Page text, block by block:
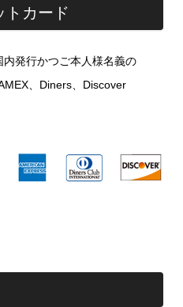
トカード
発行かつご本人様名義の
、Diners、Discover